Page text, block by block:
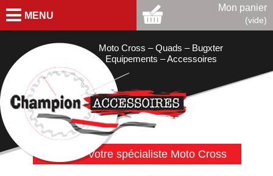
MENU
Mon panier
(vide)
Moto Cross – Quads – Bugxter
Equipements – Accessoires
Votre spécialiste Moto Cross